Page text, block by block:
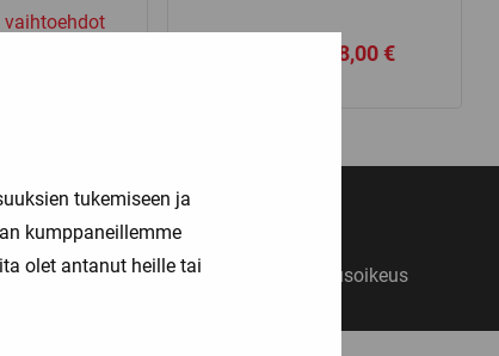
tukemiseen ja
kumppaneillemme
olet antanut heille tai
vaihtoehdot
18,00€Price
14 päivän vaihto- ja palautusoikeus